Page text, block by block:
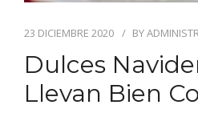
23 DICIEMBRE 2020 BY
Dulces
Llevan Bien